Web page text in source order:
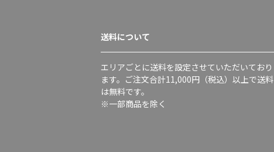
送料について
エリアごとに送料を設定させていただいており
ます。ご注文合計11,000円（税込）以上で送料
は無料です。
※一部商品を除く